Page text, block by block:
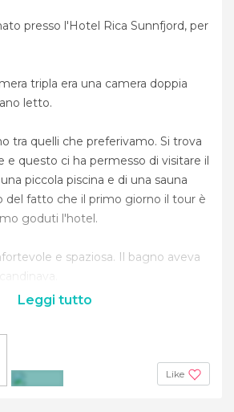
presso l'Hotel Rica Sunnfjord, per
tripla era una camera doppia
letto.
tra quelli che preferivamo. Si trova
e questo ci ha permesso di visitare il
piccola piscina e di una sauna
del fatto che il primo giorno il tour è
goduti l'hotel.
e spaziosa. Il bagno aveva
Leggi tutto
Like